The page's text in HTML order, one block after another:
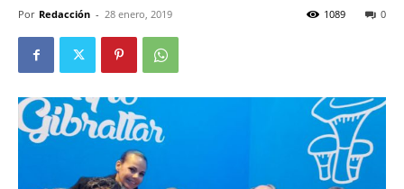
Por Redacción - 28 enero, 2019 0
1089